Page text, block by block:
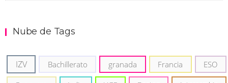
Nube de Tags
IZV Bachillerato granada Francia ESO